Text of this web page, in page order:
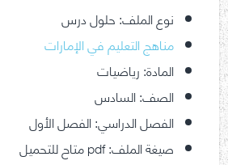
نوع الملف: حلول درس
مناهج التعليم في الإمارات
المادة: رياضيات
الصف: السادس
الفصل الدراسي: الفصل الأول
صيغة الملف: pdf متاح للتحميل